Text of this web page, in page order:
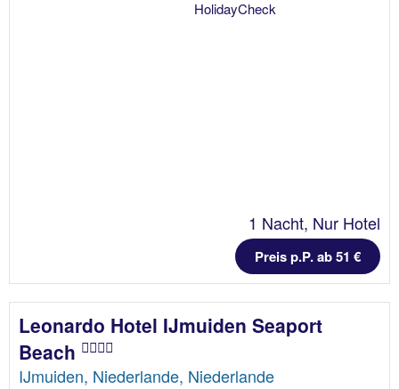
1 Nacht, Nur Hotel
Preis p.P. ab 51 €
Leonardo Hotel IJmuiden Seaport
Beach
IJmuiden, Niederlande, Niederlande